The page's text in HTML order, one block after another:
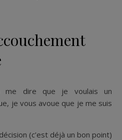
me dire que je voulais un
je vous avoue que je me suis
(c’est déjà un bon point)